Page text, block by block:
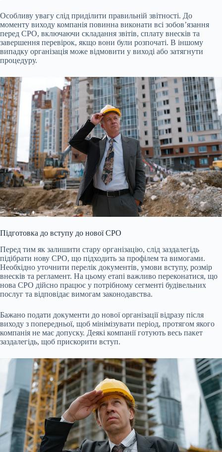
Особливу увагу слід приділити правильній звітності. До
моменту виходу компанія повинна виконати всі зобов’язання
перед СРО, включаючи складання звітів, сплату внесків та
завершення перевірок, якщо вони були розпочаті. В іншому
випадку організація може відмовити у виході або затягнути
процедуру.
Підготовка до вступу до нової СРО
Перед тим як залишити стару організацію, слід заздалегідь
підібрати нову СРО, що підходить за профілем та вимогами.
Необхідно уточнити перелік документів, умови вступу, розмір
внесків та регламент. На цьому етапі важливо переконатися, що
нова СРО дійсно працює у потрібному сегменті будівельних
послуг та відповідає вимогам законодавства.
Бажано подати документи до нової організації відразу після
виходу з попередньої, щоб мінімізувати період, протягом якого
компанія не має допуску. Деякі компанії готують весь пакет
заздалегідь, щоб прискорити вступ.